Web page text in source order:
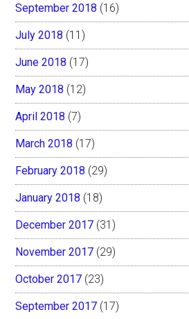
September 2018 (16)
July 2018 (11)
June 2018 (17)
May 2018 (12)
April 2018 (7)
March 2018 (17)
February 2018 (29)
January 2018 (18)
December 2017 (31)
November 2017 (29)
October 2017 (23)
September 2017 (17)